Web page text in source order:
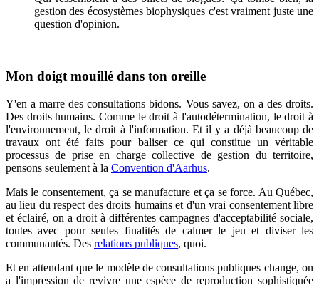
gestion des écosystèmes biophysiques c'est vraiment juste une
question d'opinion.
Mon doigt mouillé dans ton oreille
Y'en a marre des consultations bidons. Vous savez, on a des droits.
Des droits humains. Comme le droit à l'autodétermination, le droit à
l'environnement, le droit à l'information. Et il y a déjà beaucoup de
travaux ont été faits pour baliser ce qui constitue un véritable
processus de prise en charge collective de gestion du territoire,
pensons seulement à la Convention d'Aarhus.
Mais le consentement, ça se manufacture et ça se force. Au Québec,
au lieu du respect des droits humains et d'un vrai consentement libre
et éclairé, on a droit à différentes campagnes d'acceptabilité sociale,
toutes avec pour seules finalités de calmer le jeu et diviser les
communautés. Des relations publiques, quoi.
Et en attendant que le modèle de consultations publiques change, on
a l'impression de revivre une espèce de reproduction sophistiquée